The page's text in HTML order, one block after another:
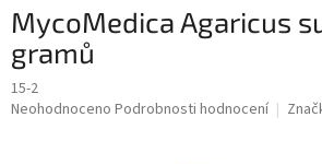
MycoMedica Agaricus
gramů
15-2
Průměrné
Neohodnoceno Podrobnosti hodnocení